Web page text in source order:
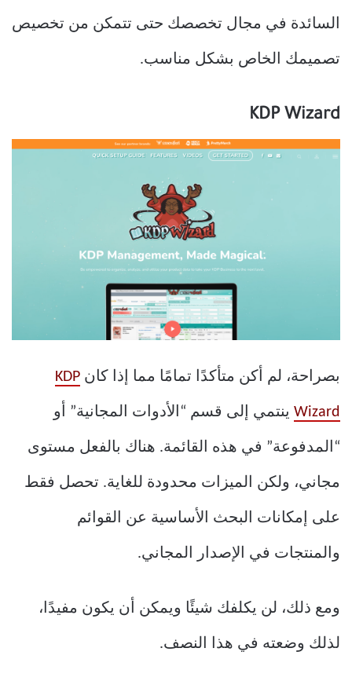
السائدة في مجال تخصصك حتى تتمكن من تخصيص
تصميمك الخاص بشكل مناسب.
KDP Wizard
بصراحة، لم أكن متأكدًا تمامًا مما إذا كان KDP
Wizard ينتمي إلى قسم “الأدوات المجانية” أو
“المدفوعة” في هذه القائمة. هناك بالفعل مستوى
مجاني، ولكن الميزات محدودة للغاية. تحصل فقط
على إمكانات البحث الأساسية عن القوائم
والمنتجات في الإصدار المجاني.
ومع ذلك، لن يكلفك شيئًا ويمكن أن يكون مفيدًا،
لذلك وضعته في هذا النصف.